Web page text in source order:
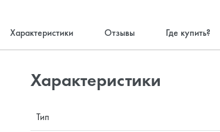
Характеристики Отзывы Где купить?
Характеристики
Тип